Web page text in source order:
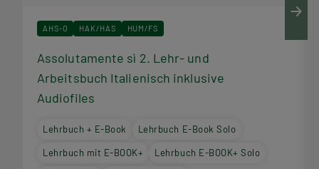
AHS-O HAK/HAS HUM/FS
Assolutamente sì 2. Lehr- und
Arbeitsbuch Italienisch inklusive
Audiofiles
Lehrbuch + E-Book Lehrbuch E-Book Solo
Lehrbuch mit E-BOOK+ Lehrbuch E-BOOK+ Solo